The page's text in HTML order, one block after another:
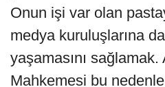
Onun işi var olan
medya kuruluşlarına
yaşamasını
Mahkemesi bu